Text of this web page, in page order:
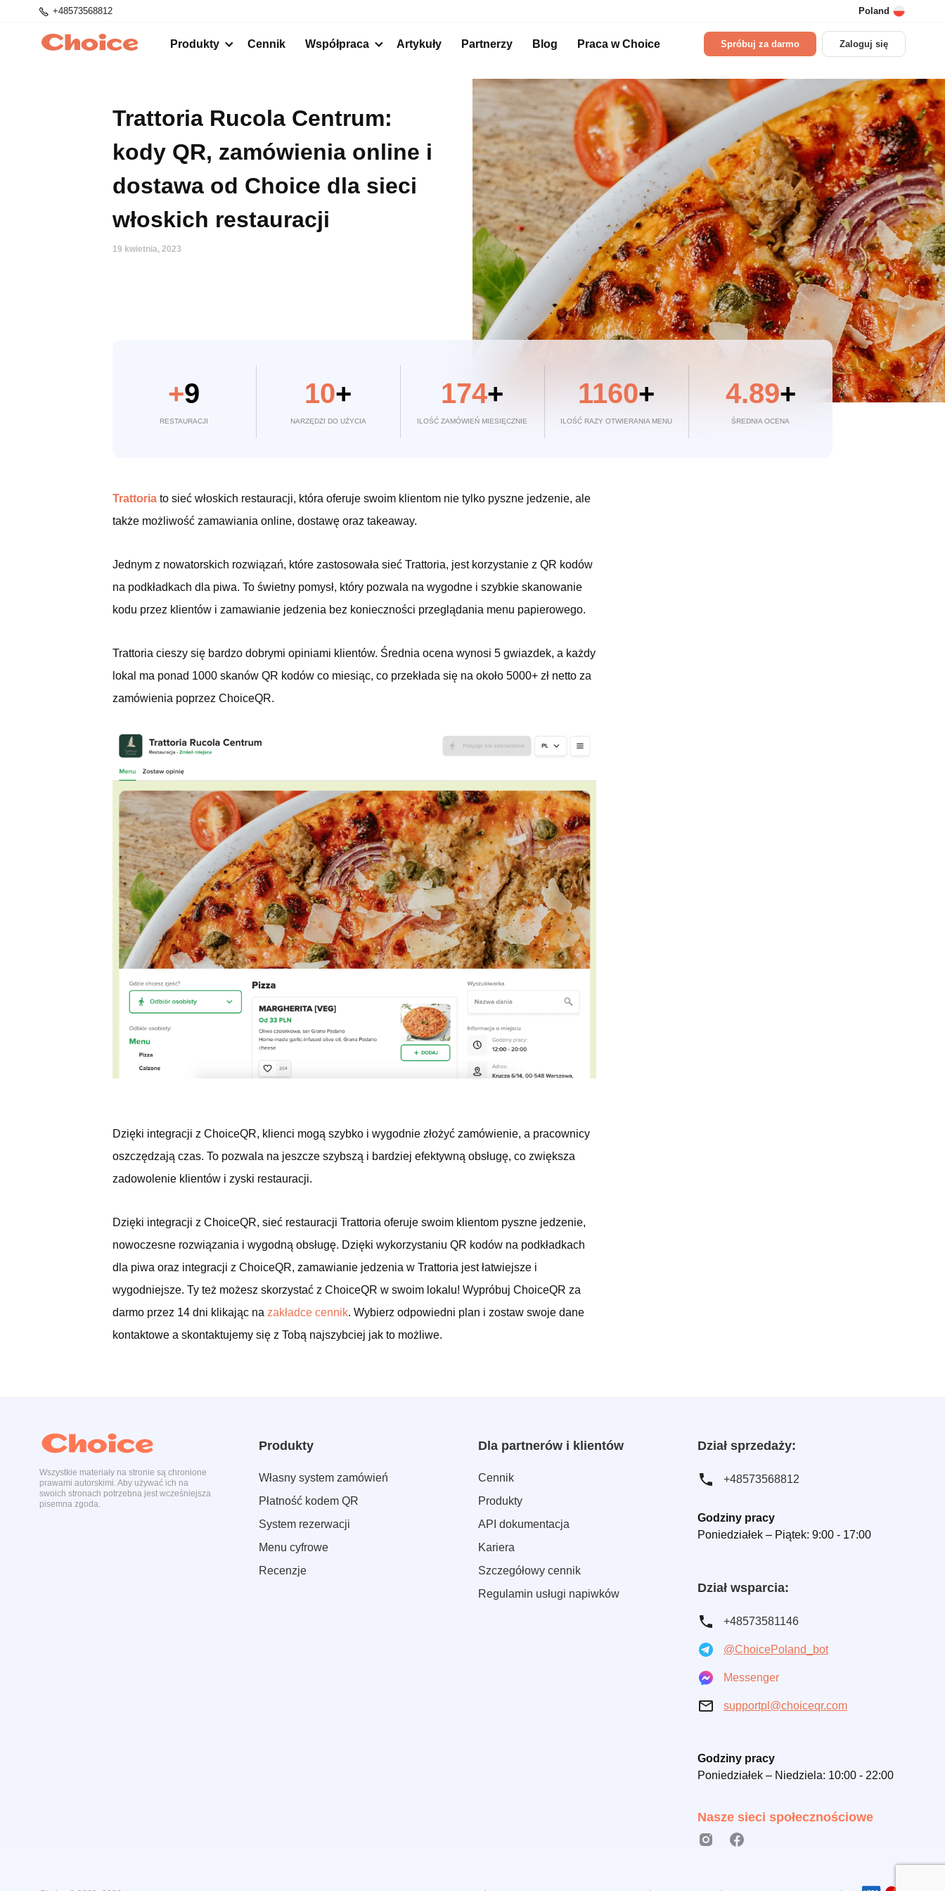
+48573568812 Poland
Produkty Cennik Współpraca Artykuły Partnerzy Blog Pracaw Choice Spróbuj za darmo Zaloguj się
Trattoria Rucola Centrum:
kody QR, zamówienia online i
dostawa od Сhoice dla sieci
włoskich restauracji
19 kwietnia, 2023
+9
RESTAURACJI
10+
NARZĘDZI DO UŻYCIA
174+
ILOŚĆ ZAMÓWIEŃ MIESIĘCZNIE
1160+
ILOŚĆ RAZY OTWIERANIA MENU
4.89+
ŚREDNIA OCENA
Trattoria to sieć włoskich restauracji, która oferuje swoim klientom nie tylko pyszne jedzenie, ale
także możliwość zamawiania online, dostawę oraz takeaway.
Jednym z nowatorskich rozwiązań, które zastosowała sieć Trattoria, jest korzystanie z QR kodów
na podkładkach dla piwa. To świetny pomysł, który pozwala na wygodne i szybkie skanowanie
kodu przez klientów i zamawianie jedzenia bez konieczności przeglądania menu papierowego.
Trattoria cieszy się bardzo dobrymi opiniami klientów. Średnia ocena wynosi 5 gwiazdek, a każdy
lokal ma ponad 1000 skanów QR kodów co miesiąc, co przekłada się na około 5000+ zł netto za
zamówienia poprzez ChoiceQR.
Dzięki integracji z ChoiceQR, klienci mogą szybko i wygodnie złożyć zamówienie, a pracownicy
oszczędzają czas. To pozwala na jeszcze szybszą i bardziej efektywną obsługę, co zwiększa
zadowolenie klientów i zyski restauracji.
Dzięki integracji z ChoiceQR, sieć restauracji Trattoria oferuje swoim klientom pyszne jedzenie,
nowoczesne rozwiązania i wygodną obsługę. Dzięki wykorzystaniu QR kodów na podkładkach
dla piwa oraz integracji z ChoiceQR, zamawianie jedzenia w Trattoria jest łatwiejsze i
wygodniejsze. Ty też możesz skorzystać z ChoiceQR w swoim lokalu! Wypróbuj ChoiceQR za
darmo przez 14 dni klikając na zakładce cennik. Wybierz odpowiedni plan i zostaw swoje dane
kontaktowe a skontaktujemy się z Tobą najszybciej jak to możliwe.
Wszystkie materiały na stronie są chronione
prawami autorskimi. Aby używać ich na
swoich stronach potrzebna jest wcześniejsza
pisemna zgoda.
Produkty
Własny system zamówień
Płatność kodem QR
System rezerwacji
Menu cyfrowe
Recenzje
Dla partnerów i klientów
Cennik
Produkty
API dokumentacja
Kariera
Szczegółowy cennik
Regulamin usługi napiwków
Dział sprzedaży:
+48573568812
Godziny pracy
Poniedziałek – Piątek: 9:00 - 17:00
Dział wsparcia:
+48573581146
@ChoicePoland_bot
Messenger
supportpl@choiceqr.com
Godziny pracy
Poniedziałek – Niedziela: 10:00 - 22:00
Nasze sieci społecznościowe